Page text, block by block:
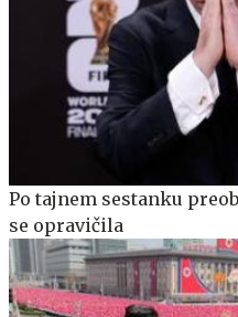
Po tajnem sestanku
se opravičila